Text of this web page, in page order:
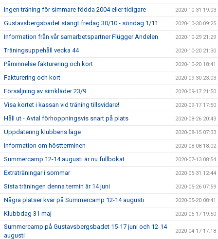
Ingen träning för simmare födda 2004 eller tidigare 2020-10-31 19:03
Gustavsbergsbadet stängt fredag 30/10 - söndag 1/11 2020-10-30 09:25
Information från vår samarbetspartner Flügger Andelen 2020-10-29 21:29
Träningsuppehåll vecka 44 2020-10-20 21:30
Påminnelse fakturering och kort 2020-10-20 18:41
Fakturering och kort 2020-09-30 23:03
Försäljning av simkläder 23/9 2020-09-17 21:50
Visa kortet i kassan vid träning tillsvidare! 2020-09-17 17:50
Håll ut - Avtal förhoppningsvis snart på plats 2020-08-26 20:43
Uppdatering klubbens läge 2020-08-15 07:33
Information om höstterminen 2020-08-08 18:02
Summercamp 12-14 augusti är nu fullbokat 2020-07-13 08:54
Extraträningar i sommar 2020-05-31 12:44
Sista träningen denna termin är 14 juni 2020-05-26 07:59
Några platser kvar på Summercamp 12-14 augusti 2020-05-20 08:41
Klubbdag 31 maj 2020-05-17 19:50
Summercamp på Gustavsbergsbadet 15-17 juni och 12-14
augusti
2020-04-17 17:18